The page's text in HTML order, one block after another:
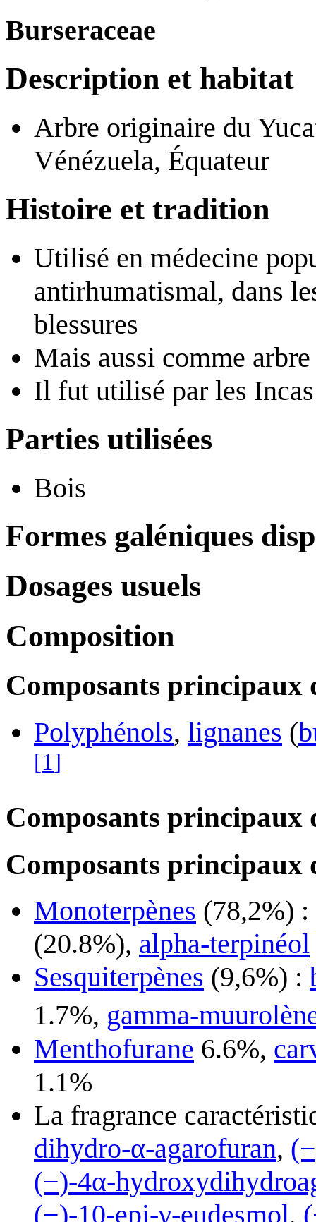
Burseraceae
Description et habitat
Arbre originaire du
Vénézuela, Équateur
Histoire et tradition
Utilisé en médecine
antirhumatismal, dans
blessures
Mais aussi comme
Il fut utilisé par les Incas
Parties utilisées
Bois
Formes galéniques
Dosages usuels
Composition
Composants principaux
Polyphénols, lignanes (
[1]
Composants principaux
Composants principaux
Monoterpènes (78,2%) :
(20.8%), alpha-terpinéol
Sesquiterpènes (9,6%) :
1.7%, gamma-
Menthofurane 6.6%,
1.1%
La fragrance
dihydro-α-agarofuran,
(−)-4α-
(−)-10-epi-γ-eudesmol,